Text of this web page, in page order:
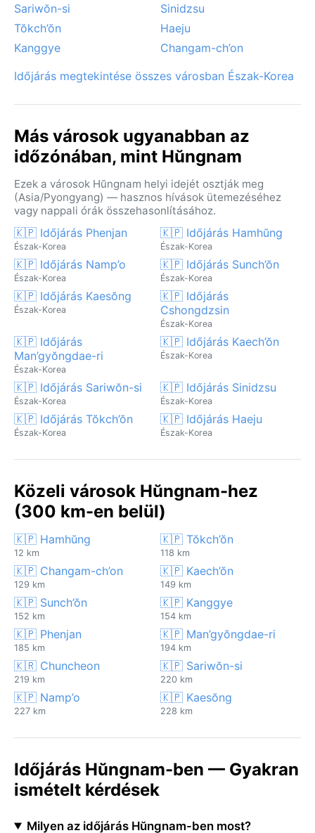
Sariwŏn-si
Sinidzsu
Tŏkch’ŏn
Haeju
Kanggye
Changam-ch’on
Időjárás megtekintése összes városban Észak-Korea
Más városok ugyanabban az
időzónában, mint Hŭngnam
Ezek a városok Hŭngnam helyi idejét osztják meg
(Asia/Pyongyang) — hasznos hívások ütemezéséhez
vagy nappali órák összehasonlításához.
🇰🇵 Időjárás Phenjan
Észak-Korea
🇰🇵 Időjárás Hamhŭng
Észak-Korea
🇰🇵 Időjárás Namp’o
Észak-Korea
🇰🇵 Időjárás Sunch’ŏn
Észak-Korea
🇰🇵 Időjárás Kaesŏng
Észak-Korea
🇰🇵 Időjárás
Cshongdzsin
Észak-Korea
🇰🇵 Időjárás
Man’gyŏngdae-ri
Észak-Korea
🇰🇵 Időjárás Kaech’ŏn
Észak-Korea
🇰🇵 Időjárás Sariwŏn-si
Észak-Korea
🇰🇵 Időjárás Sinidzsu
Észak-Korea
🇰🇵 Időjárás Tŏkch’ŏn
Észak-Korea
🇰🇵 Időjárás Haeju
Észak-Korea
Közeli városok Hŭngnam-hez
(300 km-en belül)
🇰🇵 Hamhŭng
12 km
🇰🇵 Tŏkch’ŏn
118 km
🇰🇵 Changam-ch’on
129 km
🇰🇵 Kaech’ŏn
149 km
🇰🇵 Sunch’ŏn
152 km
🇰🇵 Kanggye
154 km
🇰🇵 Phenjan
185 km
🇰🇵 Man’gyŏngdae-ri
194 km
🇰🇷 Chuncheon
219 km
🇰🇵 Sariwŏn-si
220 km
🇰🇵 Namp’o
227 km
🇰🇵 Kaesŏng
228 km
Időjárás Hŭngnam-ben — Gyakran
ismételt kérdések
Milyen az időjárás Hŭngnam-ben most?